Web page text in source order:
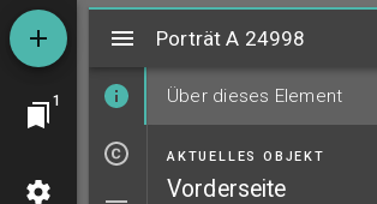
1
MiradorPorträt A 24998
Über dieses Element
AKTUELLES OBJEKT
Vorderseite
Porträt A 24998